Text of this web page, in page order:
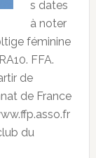
s dates
à noter
féminine
FFA.
de
de France
du